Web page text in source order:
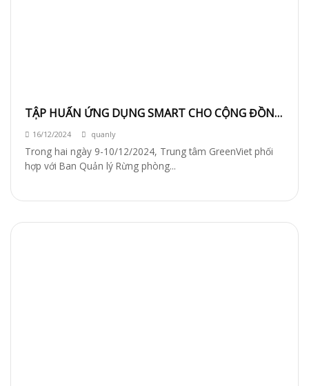
TẬP HUẤN ỨNG DỤNG SMART CHO CỘNG ĐỒNG
16/12/2024 quanly
Trong hai ngày 9-10/12/2024, Trung tâm GreenViet phối
hợp với Ban Quản lý Rừng phòng...